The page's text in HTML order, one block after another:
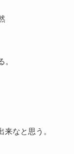
。
なと思う。